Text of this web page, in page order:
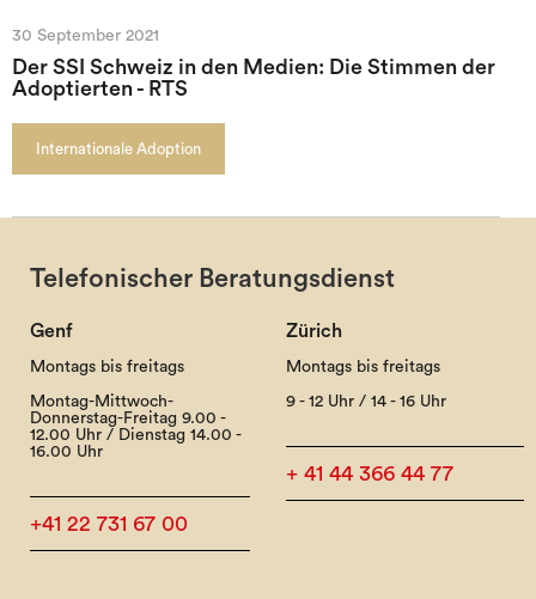
30 September 2021
Der SSI Schweiz in den Medien: Die Stimmen der
Adoptierten - RTS
Internationale Adoption
Telefonischer Beratungsdienst
Genf
Montags bis freitags
Montag-Mittwoch-
Donnerstag-Freitag 9.00 -
12.00 Uhr / Dienstag 14.00 -
16.00 Uhr
+41 22 731 67 00
Zürich
Montags bis freitags
9 - 12 Uhr / 14 - 16 Uhr
+ 41 44 366 44 77